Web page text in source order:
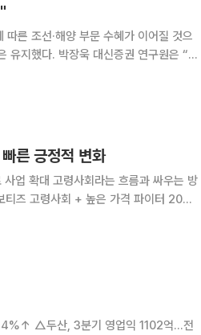
른 조선·해양 부문 수혜가 이어질 것으
연구원은 “하
른 긍정적 변화
업 확대 고령사회라는 흐름과 싸우는 방
빨라지면
억…전